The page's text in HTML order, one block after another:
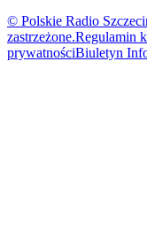
© Polskie Radio
zastrzeżone.Regulamin
prywatnościBiuletyn